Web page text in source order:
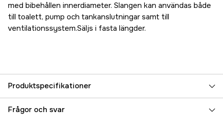
med bibehållen innerdiameter. Slangen kan användas både
till toalett, pump och tankanslutningar samt till
ventilationssystem.Säljs i fasta längder.
Produktspecifikationer
Referensnummer 5000023888
Frågor och svar